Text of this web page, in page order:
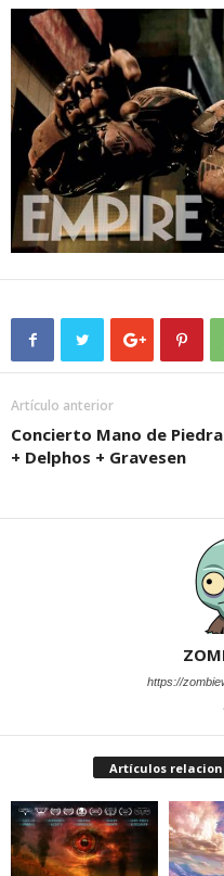
Artículo anterior
Concierto Mano de Piedra
+ Delphos + Gravesen
https://
Artículos